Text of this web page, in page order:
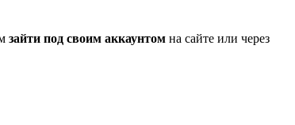
зайти под своим аккаунтомна сайте или через